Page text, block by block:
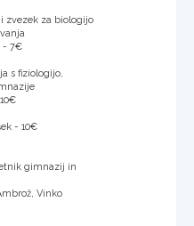
zvezek za biologijo
- 7€
s fiziologijo,
- 10€
gimnazij in
Vinko